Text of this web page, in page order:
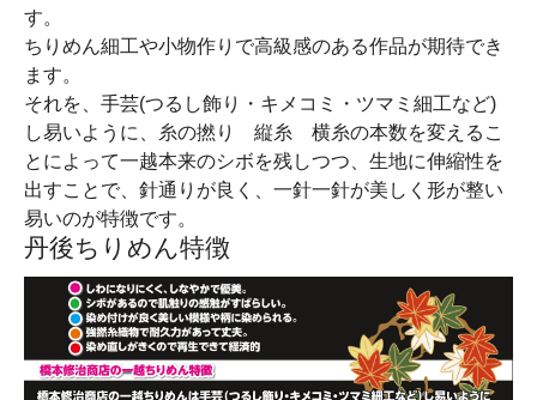
す。
ちりめん細工や小物作りで高級感のある作品が期待でき
ます。
それを、手芸(つるし飾り・キメコミ・ツマミ細工など)
し易いように、糸の撚り 縦糸 横糸の本数を変えるこ
とによって一越本来のシボを残しつつ、生地に伸縮性を
出すことで、針通りが良く、一針一針が美しく形が整い
易いのが特徴です。
丹後ちりめん特徴